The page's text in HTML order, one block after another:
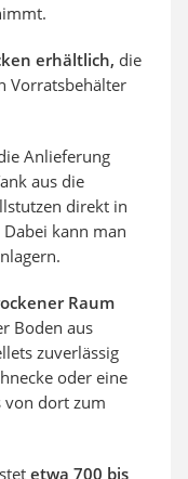
erhältlich, die
Vorratsbehälter
Anlieferung
aus die
direkt in
kann man
Raum
Boden aus
zuverlässig
oder eine
von dort zum
etwa 700 bis